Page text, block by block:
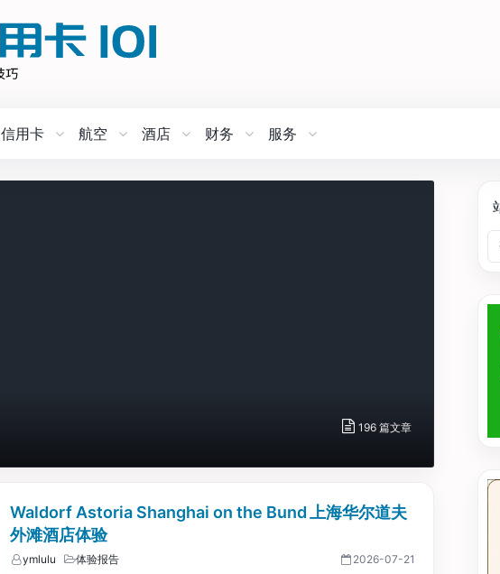
信用卡 航空 酒店 财务 服务
196 篇文章
Waldorf Astoria Shanghai on the Bund 上海华尔道夫
外滩酒店体验
ymlulu 体验报告 2026-07-21